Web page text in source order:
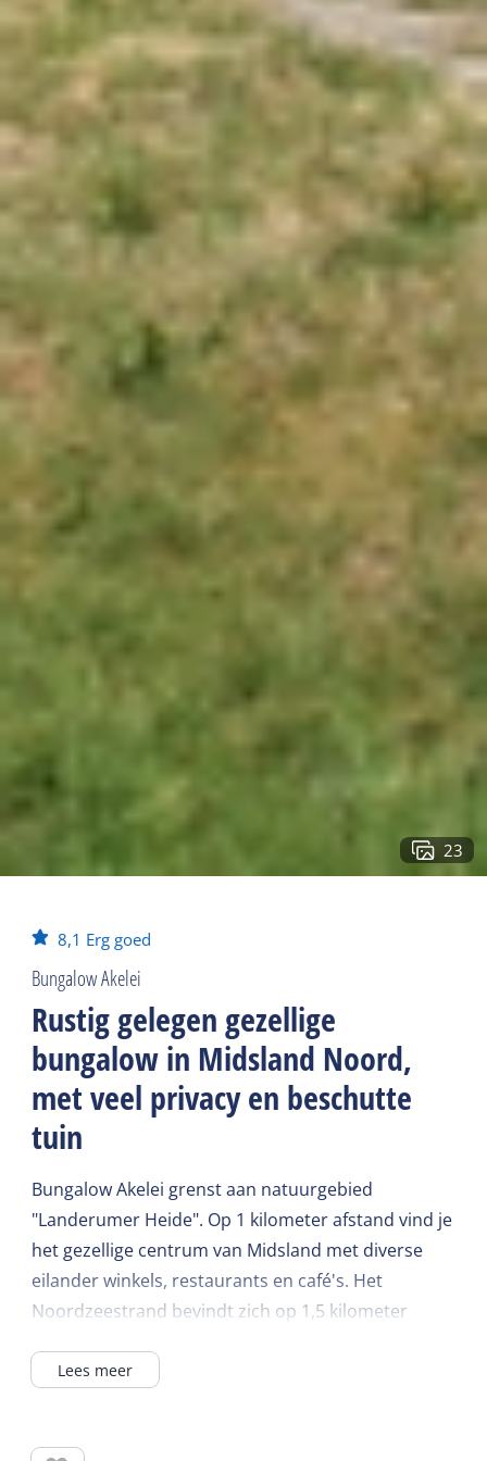
23
8,1 Erg goed
Bungalow Akelei
Rustig gelegen gezellige
bungalow in Midsland Noord,
met veel privacy en beschutte
tuin
Bungalow Akelei grenst aan natuurgebied
"Landerumer Heide". Op 1 kilometer afstand vind je
het gezellige centrum van Midsland met diverse
eilander winkels, restaurants en café's. Het
Noordzeestrand bevindt zich op 1,5 kilometer
Het vakantiehuis is rustig gelegen met veel privacy
Lees meer